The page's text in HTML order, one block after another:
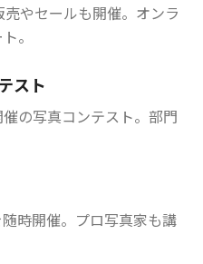
やセールも開催。オンラ
。
スト
の写真コンテスト。部門
時開催。プロ写真家も講